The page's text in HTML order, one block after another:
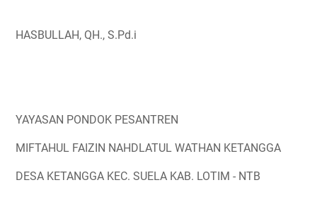
HASBULLAH, QH., S.Pd.i
YAYASAN PONDOK PESANTREN
MIFTAHUL FAIZIN NAHDLATUL WATHAN KETANGGA
DESA KETANGGA KEC. SUELA KAB. LOTIM - NTB